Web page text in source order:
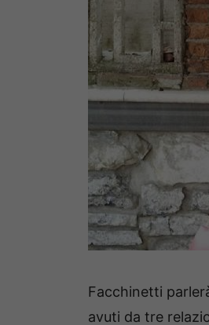
Facchinetti
avuti da tre